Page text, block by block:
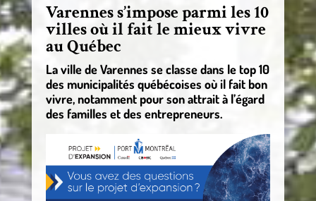
Varennes s’impose parmi les 10
villes où il fait le mieux vivre
au Québec
La ville de Varennes se classe dans le top 10
des municipalités québécoises où il fait bon
vivre, notamment pour son attrait à l’égard
des familles et des entrepreneurs.